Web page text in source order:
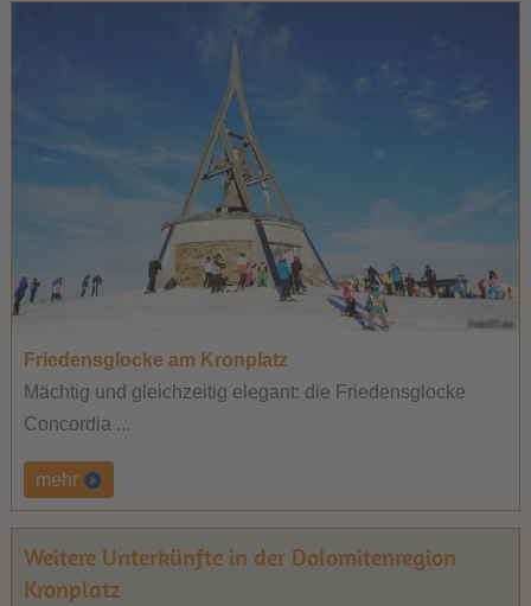
Friedensglocke am Kronplatz
Mächtig und gleichzeitig elegant: die Friedensglocke
Concordia ...
mehr
Weitere Unterkünfte in der Dolomitenregion
Kronplatz